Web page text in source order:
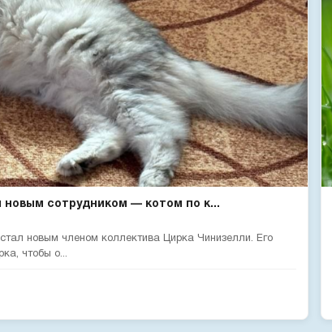
новым сотрудником — котом по к...
новым членом коллектива Цирка Чинизелли. Его
чтобы о...